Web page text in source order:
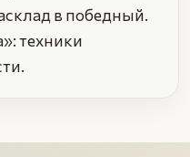
в победный.
техники